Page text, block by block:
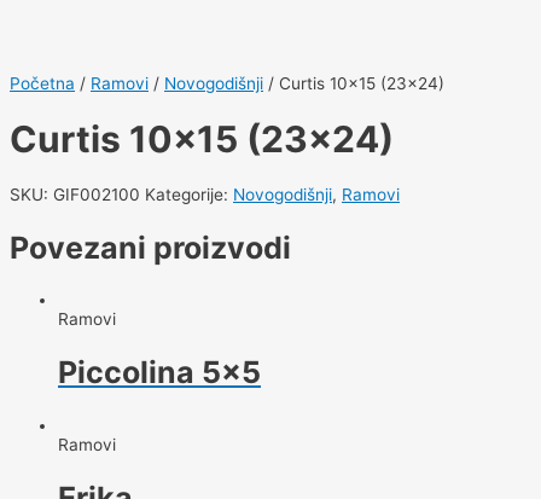
Početna / Ramovi / Novogodišnji / Curtis 10×15 (23×24)
Curtis 10×15 (23×24)
SKU: GIF002100 Kategorije: Novogodišnji, Ramovi
Povezani proizvodi
Ramovi
Piccolina 5×5
Ramovi